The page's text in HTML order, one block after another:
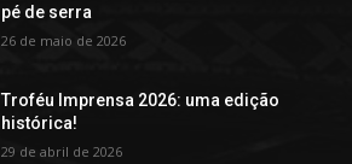
pé de serra
26 de maio de 2026
Troféu Imprensa 2026: uma edição
histórica!
29 de abril de 2026